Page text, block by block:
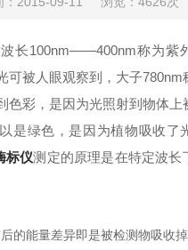
长100nm——400nm称为紫
被人眼观察到，大子780nm
色彩，是因为光照射到物体上
是绿色，是因为植物吸收了
标仪测定的原理是在特定波长
的能量差异即是被检测物吸收